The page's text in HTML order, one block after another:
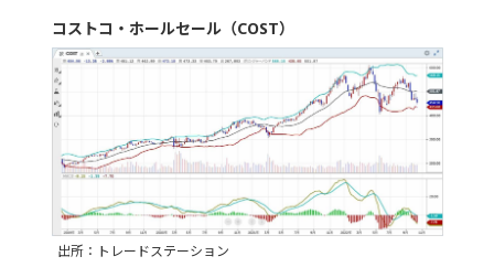
コストコ・ホールセール（COST）
出所：トレードステーション